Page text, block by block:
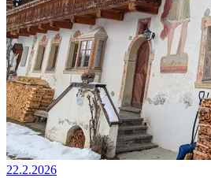
22.2.2026